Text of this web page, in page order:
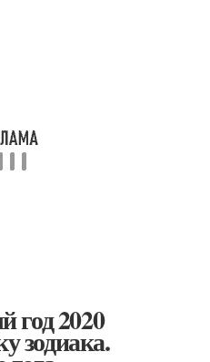
год 2020
зодиака.